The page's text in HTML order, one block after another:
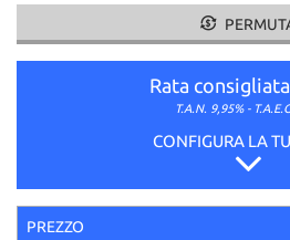
Rata
T.A.N. 9,95% -
CONFIGURA LA
PREZZO